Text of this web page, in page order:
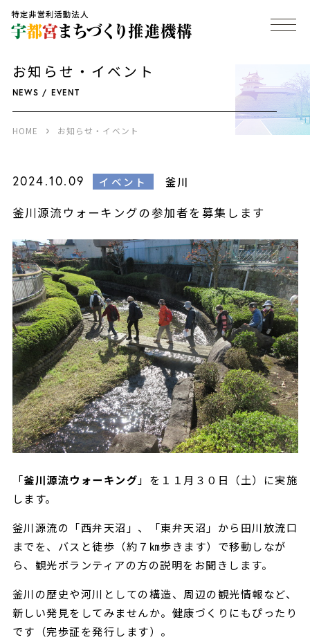
お知らせ・イベント
NEWS / EVENT
HOME お知らせ・イベント
2024.10.09 イベント 釜川
釜川源流ウォーキングの参加者を募集します
「釜川源流ウォーキング 」を１１月３０日（土）に実施
します。
釜川源流の「西弁天沼」、「東弁天沼」から田川放流口
までを、バスと徒歩（約７㎞歩きます）で移動しなが
ら、観光ボランティアの方の説明をお聞きします。
釜川の歴史や河川としての構造、周辺の観光情報など、
新しい発見をしてみませんか。健康づくりにもぴったり
です（完歩証を発行します）。